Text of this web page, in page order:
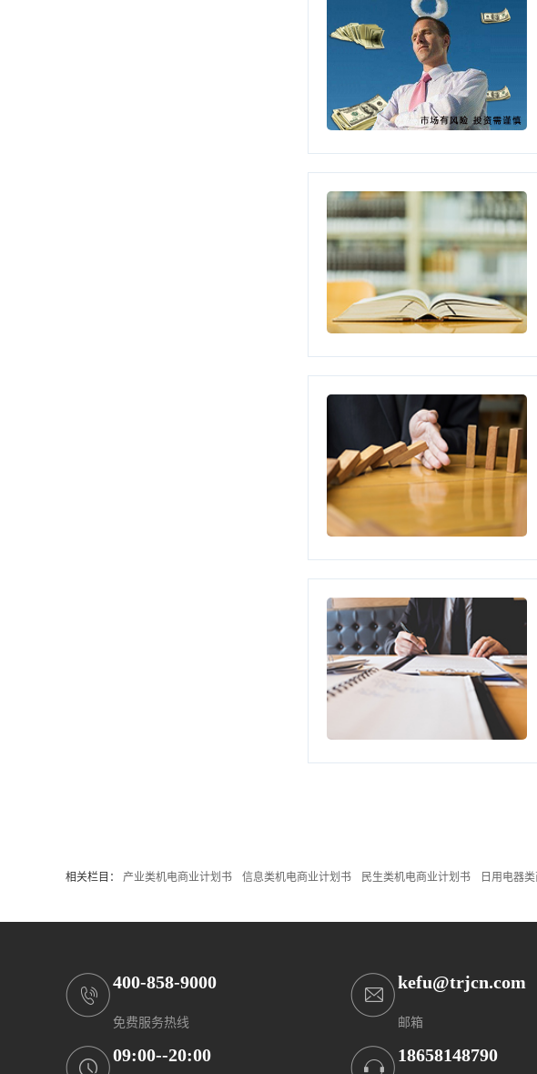
相关栏目： 产业类机电商业计划书 信息类机电商业计划书 民生类机电商业计划书 日用电器
400-858-9000
免费服务热线
kefu@trjcn.com
邮箱
09:00--20:00 18658148790